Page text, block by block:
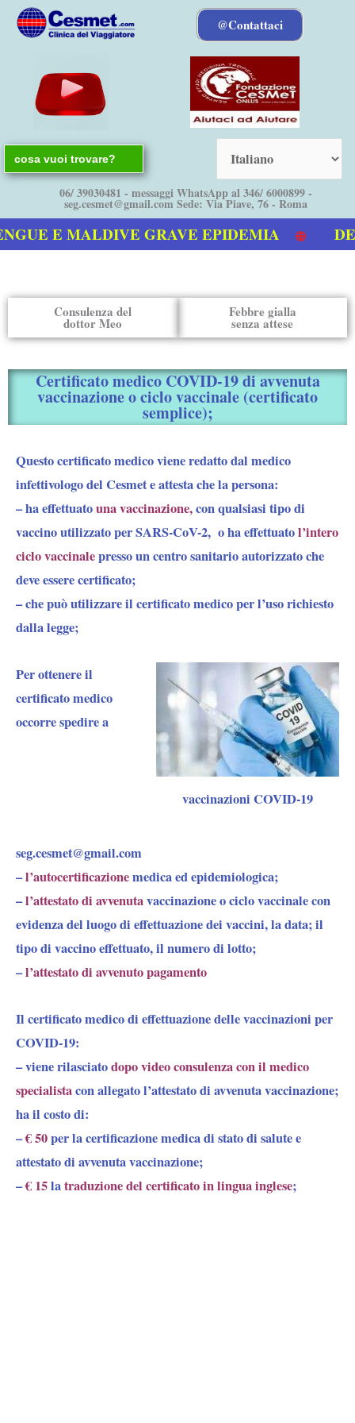
@Contattaci
Search
for:
06/ 39030481 - messaggi WhatsApp al 346/ 6000899 -
seg.cesmet@gmail.com Sede: Via Piave, 76 - Roma
E MALDIVE GRAVE EPIDEMIA
Consulenza del
dottor Meo
Febbre gialla
senza attese
Certificato medico COVID-19 di avvenuta
vaccinazione o ciclo vaccinale (certificato
semplice);
Questo certificato medico viene redatto dal medico
infettivologo del Cesmet e attesta che la persona:
– ha effettuatouna vaccinazione,con qualsiasi tipo di
vaccino utilizzato per SARS-CoV-2, o ha effettuatol’intero
ciclo vaccinalepresso un centro sanitario autorizzatoche
deve essere certificato;
– che può utilizzare il certificato medico per l’uso richiesto
dalla legge;
vaccinazioni COVID-19
Per ottenere il
certificato medico
occorre spedire a
seg.cesmet@gmail.com
–l’autocertificazionemedica ed epidemiologica;
–l’attestato di avvenutavaccinazione o ciclo vaccinalecon
evidenza del luogo di effettuazione dei vaccini, la data; il
tipo di vaccino effettuato, il numero di lotto;
–l’attestato di avvenuto pagamento
Il certificato medico di effettuazione delle vaccinazioni per
COVID-19:
– viene rilasciatodopo video consulenza con il medico
specialistacon allegato l’attestato di avvenuta vaccinazione;
ha il costo di:
–€ 50per la certificazione medicadi stato di salutee
attestato di avvenuta vaccinazione;
–€ 15latraduzione del certificato in lingua inglese;